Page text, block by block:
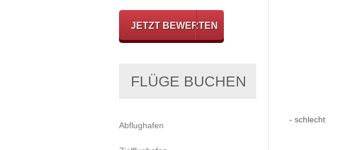
- schlecht
JETZT BEWERTEN
FLÜGE BUCHEN